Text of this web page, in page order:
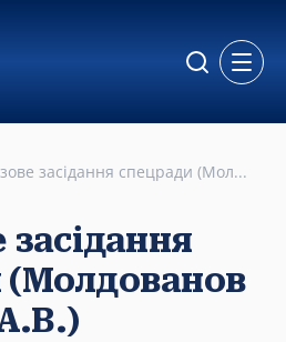
засідання спецради (Мол...
засідання
(Молдованов